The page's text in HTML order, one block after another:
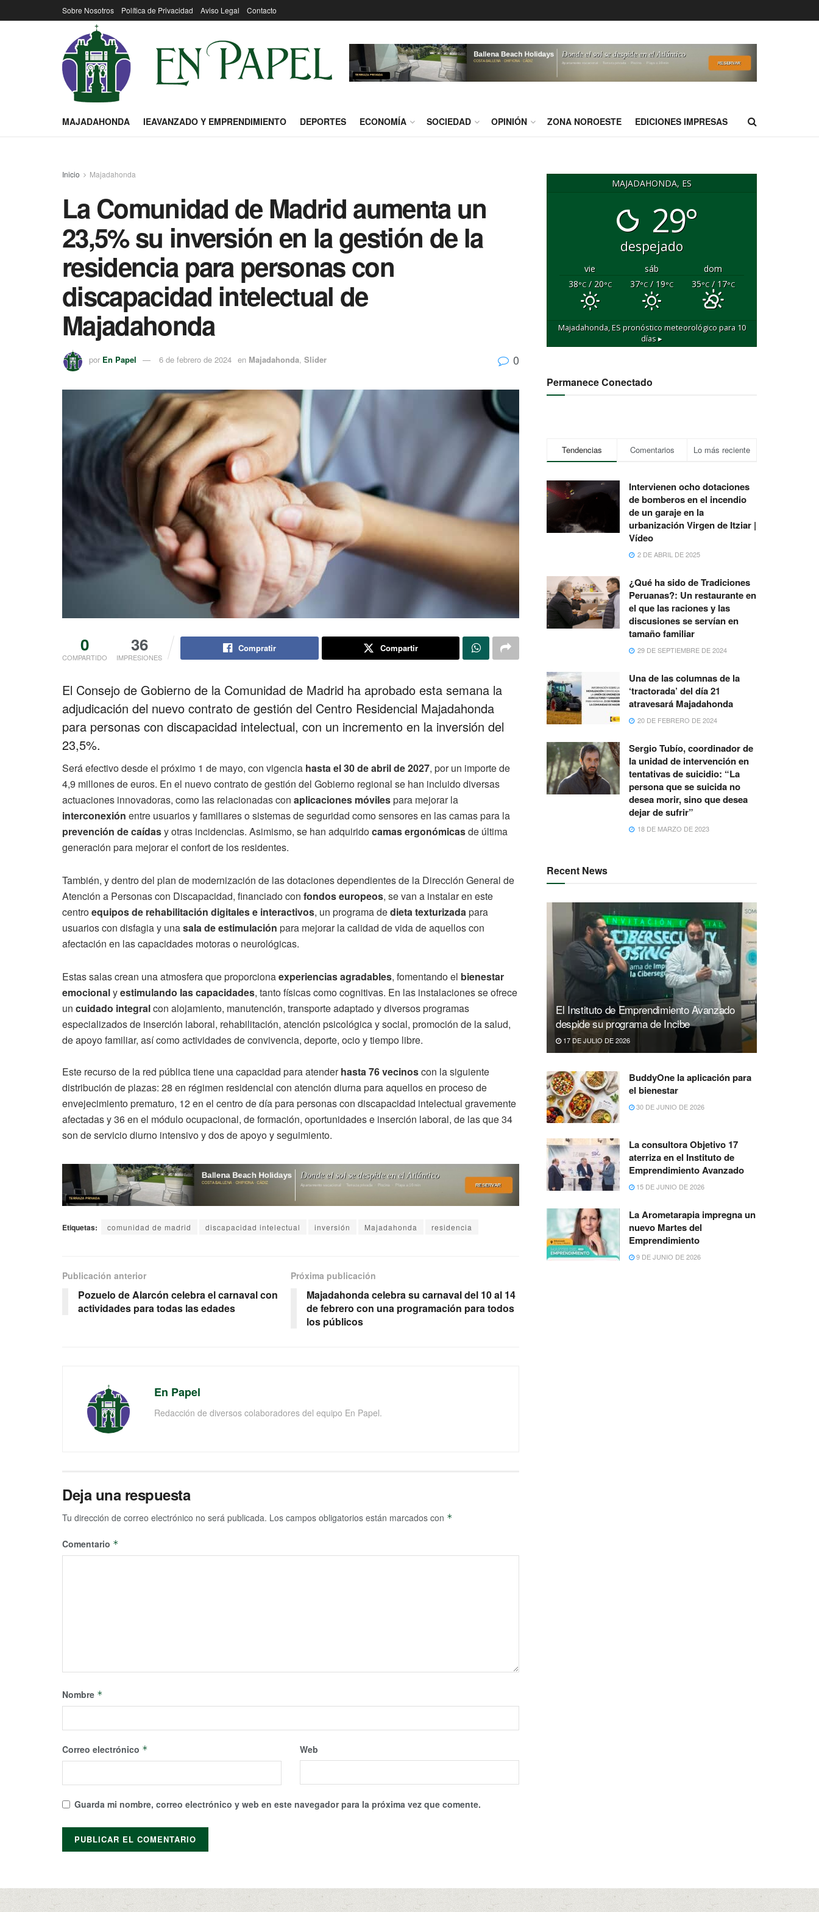
Sobre Nosotros Política de Privacidad Aviso Legal Contacto
MAJADAHONDA IEAVANZADO Y EMPRENDIMIENTO DEPORTES ECONOMÍA SOCIEDAD OPINIÓN ZONA NOROESTE EDICIONES IMPRESAS
Inicio Majadahonda
La Comunidad de Madrid aumenta un
23,5% su inversión en la gestión de la
residencia para personas con
discapacidad intelectual de
Majadahonda
por En Papel 6 de febrero de 2024 en Majadahonda, Slider 0
0
COMPARTIDO
36
IMPRESIONES
Compratir Compartir
El Consejo de Gobierno de la Comunidad de Madrid ha aprobado esta semana la
adjudicación del nuevo contrato de gestión del Centro Residencial Majadahonda
para personas con discapacidad intelectual, con un incremento en la inversión del
23,5%.
Será efectivo desde el próximo 1 de mayo, con vigencia hasta el 30 de abril de 2027, por un importe de
4,9 millones de euros. En el nuevo contrato de gestión del Gobierno regional se han incluido diversas
actuaciones innovadoras, como las relacionadas con aplicaciones móvilespara mejorar la
interconexión entre usuarios y familiares o sistemas de seguridad como sensores en las camas para la
prevención de caídasy otras incidencias. Asimismo, se han adquiridocamas ergonómicasde última
generación para mejorar el confort de los residentes.
También, y dentro del plan de modernización de las dotaciones dependientes de la Dirección General de
Atención a Personas con Discapacidad, financiado con fondos europeos, se van a instalar en este
centroequipos de rehabilitación digitales e interactivos, un programa dedieta texturizadapara
usuarios con disfagia y unasala de estimulación para mejorar la calidad de vida de aquellos con
afectación en las capacidades motoras o neurológicas.
Estas salas crean una atmosfera que proporcionaexperiencias agradables, fomentando el bienestar
emocionalyestimulando las capacidades, tanto físicas como cognitivas. En las instalaciones se ofrece
un cuidado integralcon alojamiento, manutención, transporte adaptado y diversos programas
especializados de inserción laboral, rehabilitación, atención psicológica y social, promoción de la salud,
de apoyo familiar, así como actividades de convivencia, deporte, ocio y tiempo libre.
Este recurso de la red pública tiene una capacidad para atenderhasta 76 vecinoscon la siguiente
distribución de plazas: 28 en régimen residencial con atención diurna para aquellos en proceso de
envejecimiento prematuro, 12 en el centro de día para personas con discapacidad intelectual gravemente
afectadas y 36 en el módulo ocupacional, de formación, oportunidades e inserción laboral, de las que 34
son de servicio diurno intensivo y dos de apoyo y seguimiento.
Etiquetas: comunidad de madrid discapacidad intelectual inversión Majadahonda residencia
Publicación anterior
Pozuelo de Alarcón celebra el carnaval con
actividades para todas las edades
Próxima publicación
Majadahonda celebra su carnaval del 10 al 14
de febrero con una programación para todos
los públicos
En Papel
Redacción de diversos colaboradores del equipo En Papel.
Deja una respuesta
Tu dirección de correo electrónico no será publicada. Los campos obligatorios están marcados con *
Comentario *
Nombre *
Correo electrónico * Web
Guarda mi nombre, correo electrónico y web en este navegador para la próxima vez que comente.
MAJADAHONDA, ES
29°
despejado
vie sáb
dom
38°C/ 20°C 37°C/ 19°C 35°C/ 17°C
Majadahonda, ESpronóstico meteorológico para 10
días ▸
Permanece Conectado
Tendencias Comentarios Lo más reciente
Intervienen ocho dotaciones
de bomberos en el incendio
de un garaje en la
urbanización Virgen de Itziar |
Vídeo
2 DE ABRIL DE 2025
¿Qué ha sido de Tradiciones
Peruanas?: Un restaurante en
el que las raciones y las
discusiones se servían en
tamaño familiar
29 DE SEPTIEMBRE DE 2024
Una de las columnas de la
‘tractorada’ del día 21
atravesará Majadahonda
20 DE FEBRERO DE 2024
Sergio Tubío, coordinador de
la unidad de intervención en
tentativas de suicidio: “La
persona que se suicida no
desea morir, sino que desea
dejar de sufrir”
18 DE MARZO DE 2023
Recent News
El Instituto de Emprendimiento Avanzado
despide su programa de Incibe
17 DE JULIO DE 2026
BuddyOne la aplicación para
el bienestar
30 DE JUNIO DE 2026
La consultora Objetivo 17
aterriza en el Instituto de
Emprendimiento Avanzado
15 DE JUNIO DE 2026
La Arometarapia impregna un
nuevo Martes del
Emprendimiento
9 DE JUNIO DE 2026